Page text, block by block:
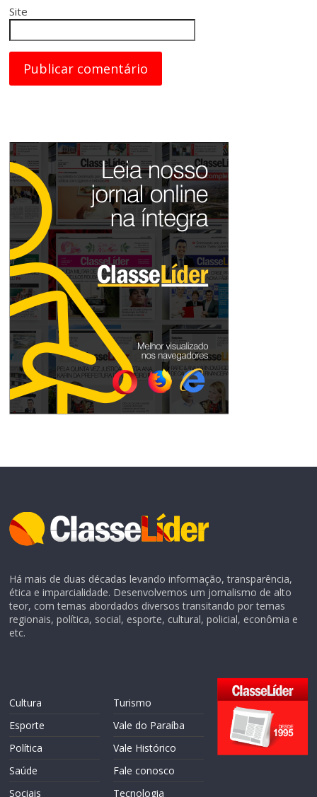
Site
Há mais de duas décadas levando informação, transparência,
ética e imparcialidade. Desenvolvemos um jornalismo de alto
teor, com temas abordados diversos transitando por temas
regionais, política, social, esporte, cultural, policial, econômia e
etc.
Cultura
Esporte
Política
Saúde
Sociais
Turismo
Vale do Paraíba
Vale Histórico
Fale conosco
Tecnologia